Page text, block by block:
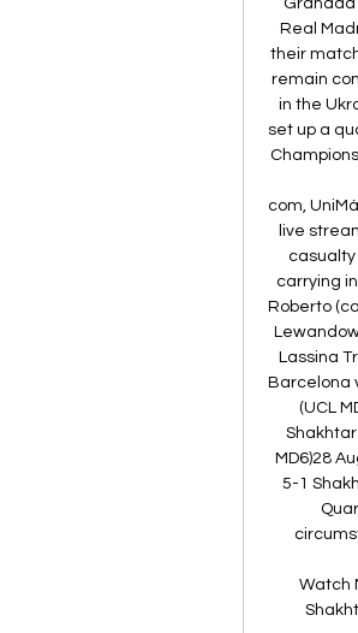
Granada
Real
their
remain
in the
set up a
com,
live
casualty
carrying
Roberto
Lassina
Barcelona
(UCL
MD6)28
5-1
Watch